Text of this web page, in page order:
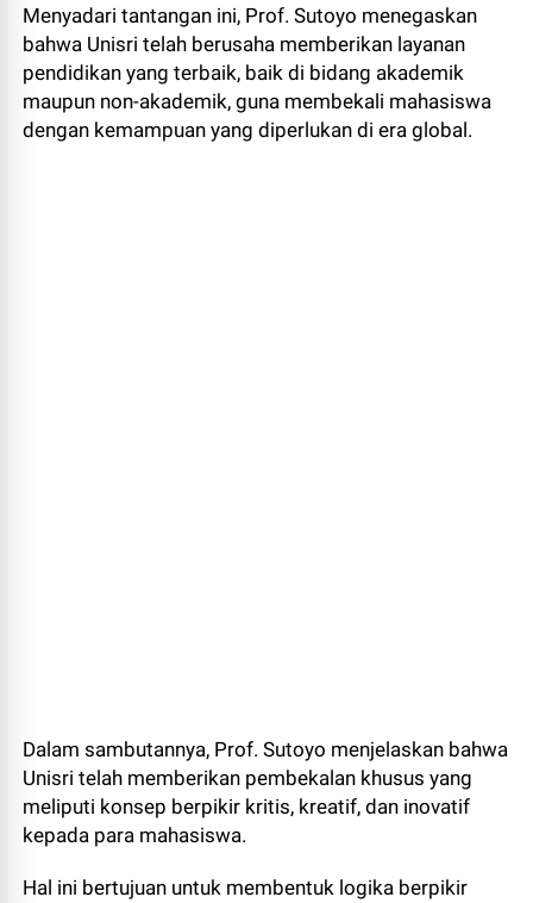
Menyadari tantangan ini, Prof. Sutoyo menegaskan
bahwa Unisri telah berusaha memberikan layanan
pendidikan yang terbaik, baik di bidang akademik
maupun non-akademik, guna membekali mahasiswa
dengan kemampuan yang diperlukan di era global.
Dalam sambutannya, Prof. Sutoyo menjelaskan bahwa
Unisri telah memberikan pembekalan khusus yang
meliputi konsep berpikir kritis, kreatif, dan inovatif
kepada para mahasiswa.
Hal ini bertujuan untuk membentuk logika berpikir